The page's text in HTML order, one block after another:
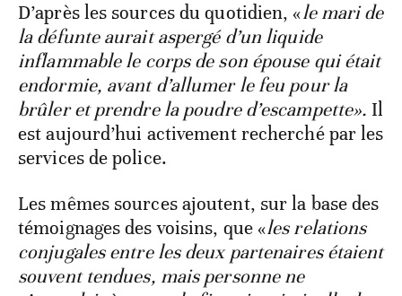
D’après les sources du quotidien, «le mari de
la défunte aurait aspergé d’un liquide
inflammable le corps de son épouse qui était
endormie, avant d’allumer le feu pour la
brûler et prendre la poudre d’escampette». Il
est aujourd’hui activement recherché par les
services de police.
Les mêmes sources ajoutent, sur la base des
témoignages des voisins, que «les relations
conjugales entre les deux partenaires étaient
souvent tendues, mais personne ne